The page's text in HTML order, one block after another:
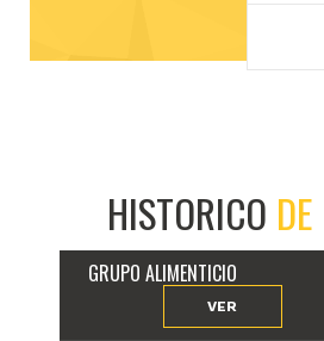
HISTORICO DE
GRUPO ALIMENTICIO
VER